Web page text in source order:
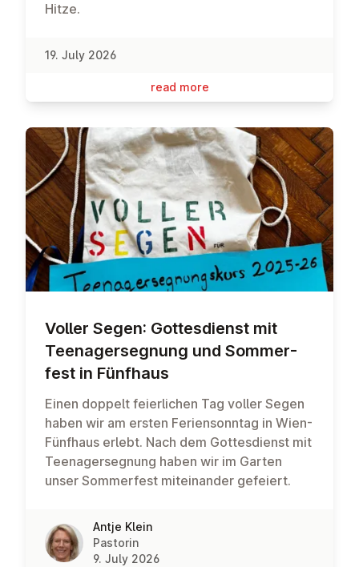
Hitze.
19. July 2026
read more
Voller Segen: Gottes­di­enst mit
Teen­agersegnung und Som­mer­
fest in Fünfhaus
Einen doppelt feierlichen Tag voller Segen
haben wir am ersten Feriensonntag in Wien-
Fünfhaus erlebt. Nach dem Gottesdienst mit
Teenagersegnung haben wir im Garten
unser Sommerfest miteinander gefeiert.
Antje Klein
Pastorin
9. July 2026